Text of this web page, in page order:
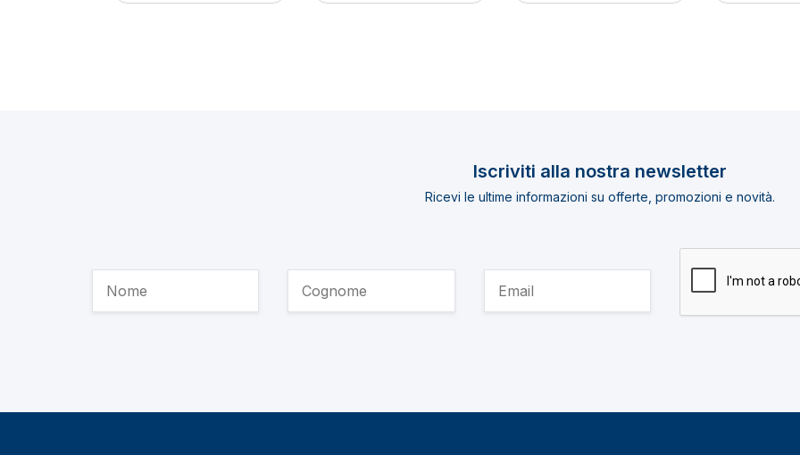
Iscriviti alla nostra newsletter
Ricevi le ultime informazioni su offerte, promozioni e novità.